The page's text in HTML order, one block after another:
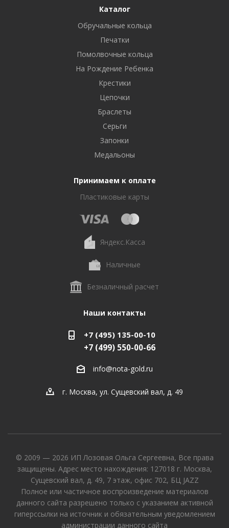
Каталог
Обручальные кольца
Печатки
Помолвочные кольца
На Рождение Ребенка
Крестики
Цепочки
Браслеты
Серьги
Запонки
Медальоны
Принимаем к оплате
Пластиковые карты
Яндекс.Касса
Наличные
Безналичный расчет
Наши контакты
+7 (495) 135-00-10
+7 (499) 550-00-66
info@nota-gold.ru
г. Москва, ул. Сущевский вал, д. 49
© 2009 — 2026 ИП Лозовая Ольга Сергеевна, Все права
защищены. Адрес место нахождения: 127018 г. Москва,
Сущевский вал, д. 49, 7 этаж, офис 702, БЦ JAZZ
Полное или частичное воспроизведение материалов
данного сайта разрешено только с указанием активной
гиперссылки на источник и обязательным уведомлением
администрации данного сайта